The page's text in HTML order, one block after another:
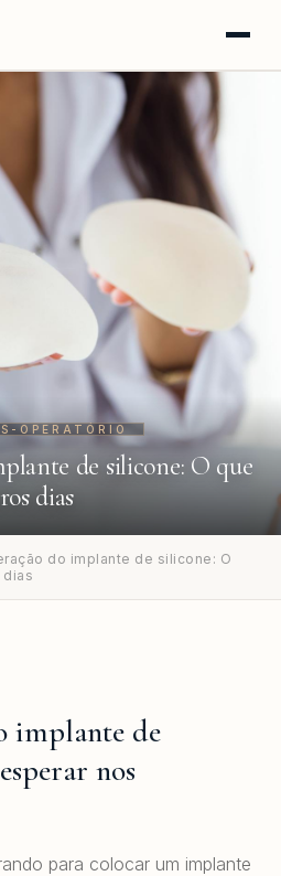
· AGENDAR
OPERATÓRIO
de silicone: O que
dias
do implante de silicone: O
dias
implante de
nos
para colocar um implante